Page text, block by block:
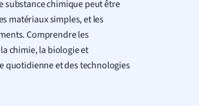
substance chimique peut être
matériaux simples, et les
Comprendre les
chimie, la biologie et
quotidienne et des technologies